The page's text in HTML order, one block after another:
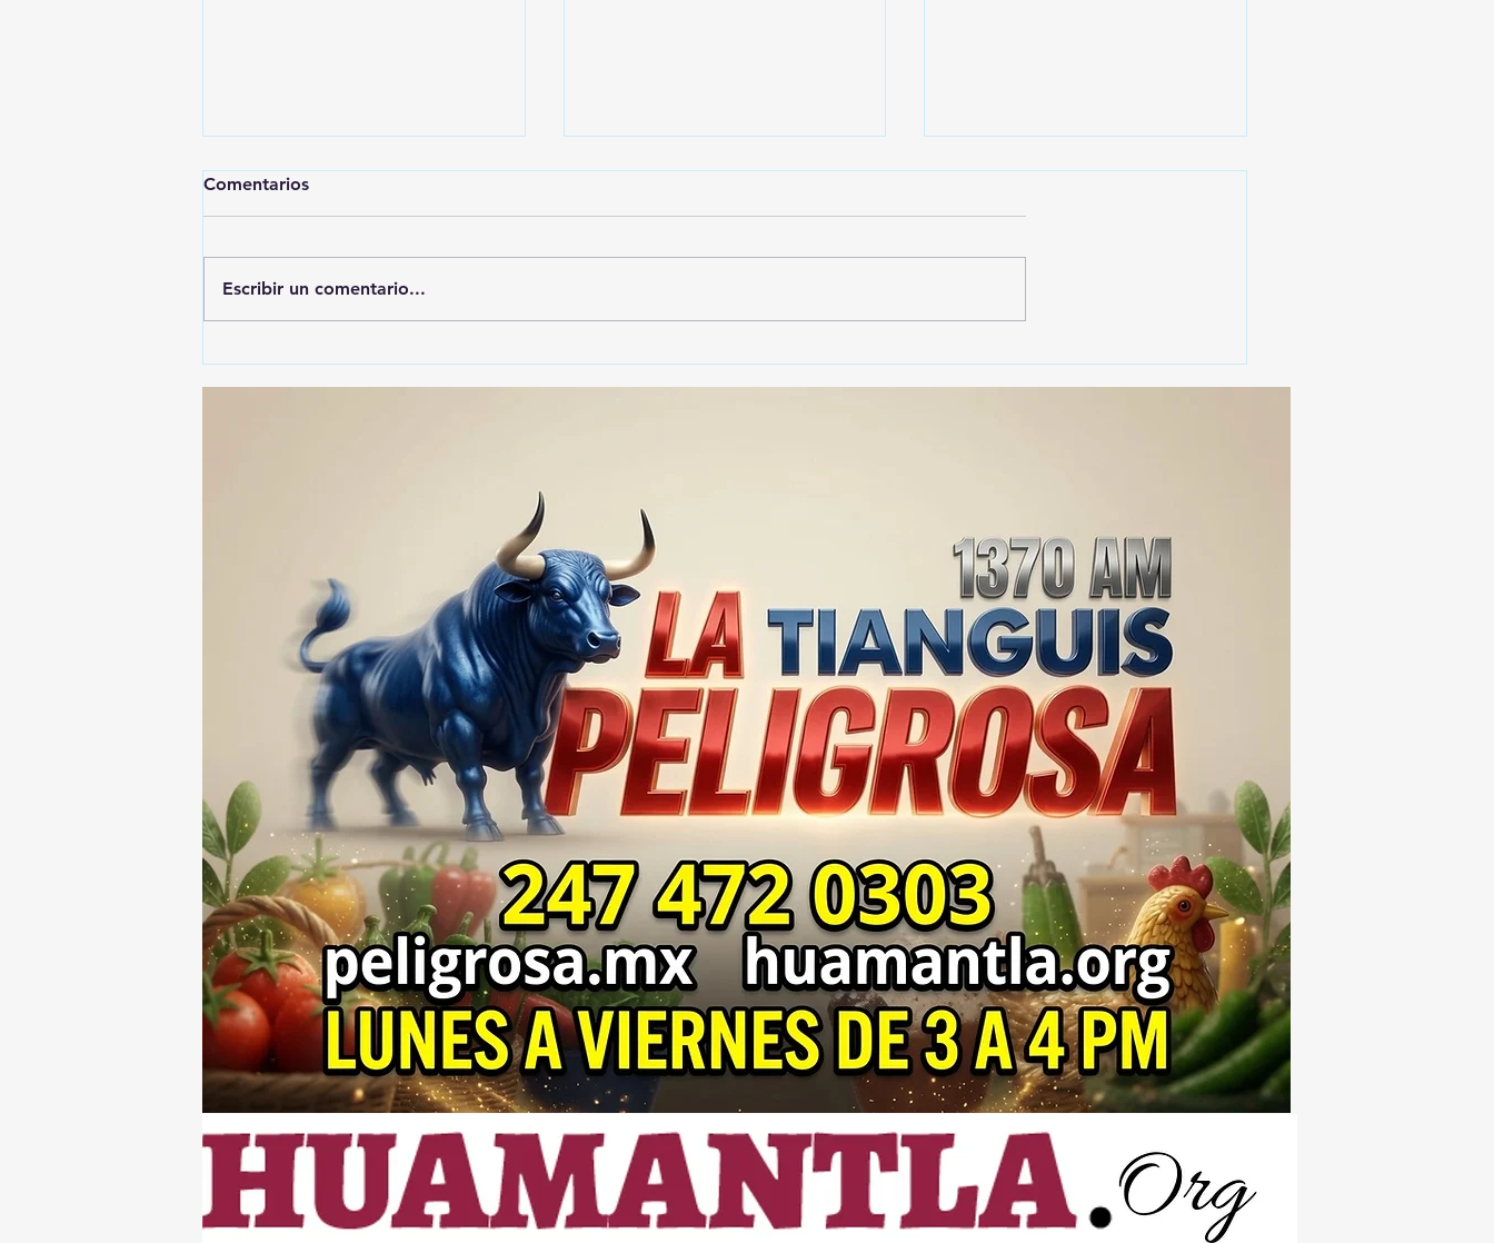
A PRESUNTO
GOBIERNO ADMITE QUE
25 MIL DOSIS DE DROGA
Comentarios
Escribir un comentario...